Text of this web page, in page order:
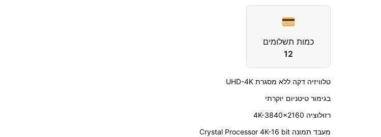
כמות תשלומים
12
טלוויזיה דקה ללא מסגרת UHD-4K
בגימור טיטניום יוקרתי
רזולוציה 4K-3840×2160
מעבד תמונה Crystal Processor 4K-16 bit